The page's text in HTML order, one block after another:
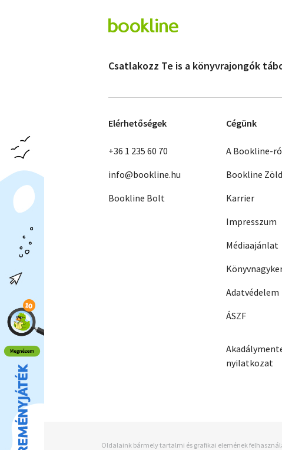
Csatlakozz Te is a könyvrajongók
Elérhetőségek
+36 1 235 60 70
info@bookline.hu
Bookline Bolt
Cégünk
A Bookline-
Bookline Zöld
Karrier
Impresszum
Médiaajánlat
Adatvédelem
ÁSZF
nyilatkozat
Oldalaink bármely tartalmi és grafikai elemének